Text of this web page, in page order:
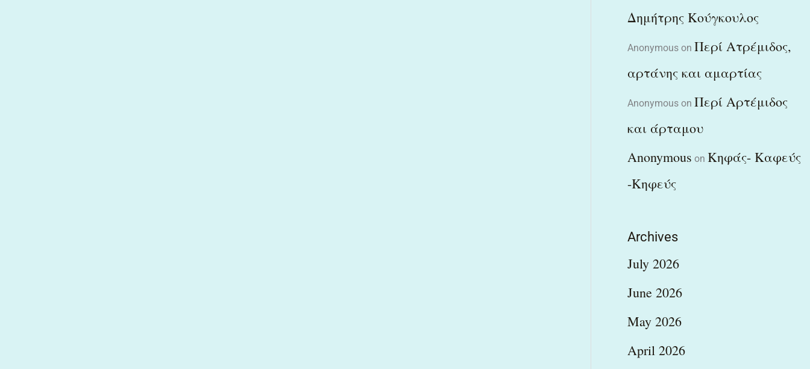
Δημήτρης Κούγκουλος
Anonymous on Περί Ατρέμιδος,
αρτάνης και αμαρτίας
Anonymous on Περί Αρτέμιδος
και άρταμου
Anonymous on Κηφάς- Καφεύς
-Κηφεύς
Archives
July 2026
June 2026
May 2026
April 2026